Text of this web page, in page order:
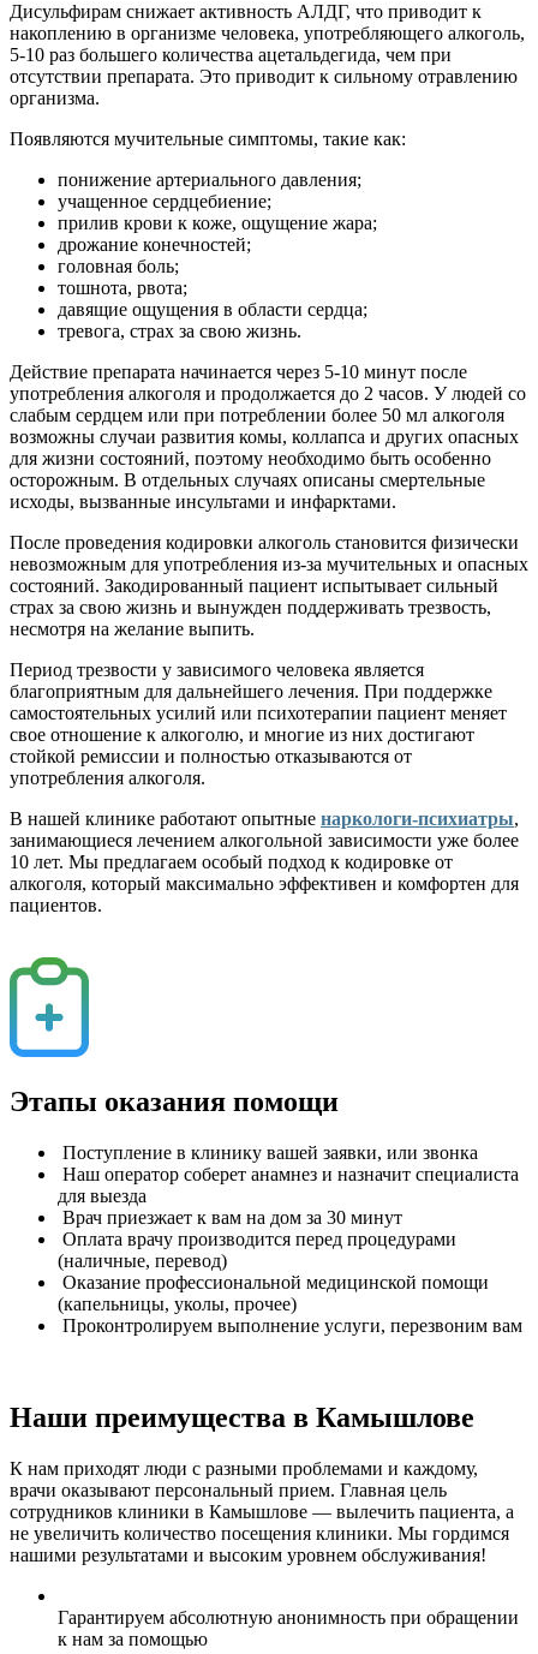
Дисульфирам снижает активность АЛДГ, что приводит к
накоплению в организме человека, употребляющего алкоголь,
5-10 раз большего количества ацетальдегида, чем при
отсутствии препарата. Это приводит к сильному отравлению
организма.
Появляются мучительные симптомы, такие как:
понижение артериального давления;
учащенное сердцебиение;
прилив крови к коже, ощущение жара;
дрожание конечностей;
головная боль;
тошнота, рвота;
давящие ощущения в области сердца;
тревога, страх за свою жизнь.
Действие препарата начинается через 5-10 минут после
употребления алкоголя и продолжается до 2 часов. У людей со
слабым сердцем или при потреблении более 50 мл алкоголя
возможны случаи развития комы, коллапса и других опасных
для жизни состояний, поэтому необходимо быть особенно
осторожным. В отдельных случаях описаны смертельные
исходы, вызванные инсультами и инфарктами.
После проведения кодировки алкоголь становится физически
невозможным для употребления из-за мучительных и опасных
состояний. Закодированный пациент испытывает сильный
страх за свою жизнь и вынужден поддерживать трезвость,
несмотря на желание выпить.
Период трезвости у зависимого человека является
благоприятным для дальнейшего лечения. При поддержке
самостоятельных усилий или психотерапии пациент меняет
свое отношение к алкоголю, и многие из них достигают
стойкой ремиссии и полностью отказываются от
употребления алкоголя.
В нашей клинике работают опытные наркологи-психиатры,
занимающиеся лечением алкогольной зависимости уже более
10 лет. Мы предлагаем особый подход к кодировке от
алкоголя, который максимально эффективен и комфортен для
пациентов.
Этапы оказания помощи
Поступление в клинику вашей заявки, или звонка
Наш оператор соберет анамнез и назначит специалиста
для выезда
Врач приезжает к вам на дом за 30 минут
Оплата врачу производится перед процедурами
(наличные, перевод)
Оказание профессиональной медицинской помощи
(капельницы, уколы, прочее)
Проконтролируем выполнение услуги, перезвоним вам
Наши преимущества в Камышлове
К нам приходят люди с разными проблемами и каждому,
врачи оказывают персональный прием. Главная цель
сотрудников клиники в Камышлове — вылечить пациента, а
не увеличить количество посещения клиники. Мы гордимся
нашими результатами и высоким уровнем обслуживания!
Гарантируем абсолютную анонимность при обращении
к нам за помощью